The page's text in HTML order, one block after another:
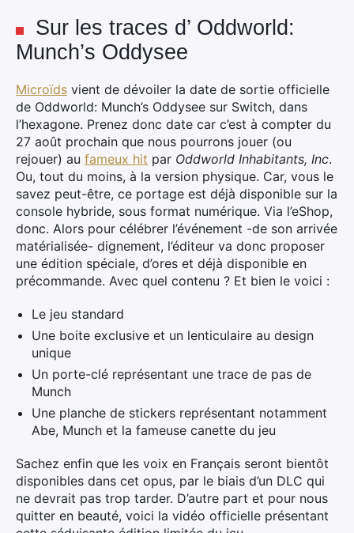
Sur les traces d’ Oddworld:
Munch’s Oddysee
Microïds vient de dévoiler la date de sortie officielle
de Oddworld: Munch’s Oddysee sur Switch, dans
l’hexagone. Prenez donc date car c’est à compter du
27 août prochain que nous pourrons jouer (ou
rejouer) au fameux hit par Oddworld Inhabitants, Inc.
Ou, tout du moins, à la version physique. Car, vous le
savez peut-être, ce portage est déjà disponible sur la
console hybride, sous format numérique. Via l’eShop,
donc. Alors pour célébrer l’événement -de son arrivée
matérialisée- dignement, l’éditeur va donc proposer
une édition spéciale, d’ores et déjà disponible en
précommande. Avec quel contenu ? Et bien le voici :
Le jeu standard
Une boite exclusive et un lenticulaire au design
unique
Un porte-clé représentant une trace de pas de
Munch
Une planche de stickers représentant notamment
Abe, Munch et la fameuse canette du jeu
Sachez enfin que les voix en Français seront bientôt
disponibles dans cet opus, par le biais d’un DLC qui
ne devrait pas trop tarder. D’autre part et pour nous
quitter en beauté, voici la vidéo officielle présentant